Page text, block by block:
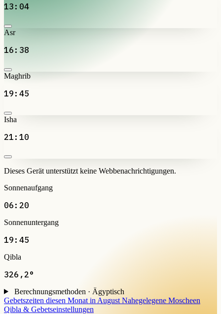
13:04
Asr
16:38
Maghrib
19:45
Isha
21:10
Dieses Gerät unterstützt keine Webbenachrichtigungen.
Sonnenaufgang
06:20
Sonnenuntergang
19:45
Qibla
326,2°
Berechnungsmethoden · Ägyptisch
Gebetszeiten diesen Monat in August Nahegelegene Moscheen
Qibla & Gebetseinstellungen